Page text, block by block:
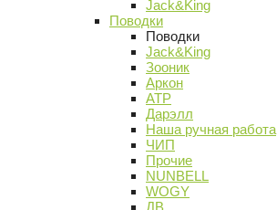
Jack&King
Поводки
Поводки
Jack&King
Зооник
Аркон
АТР
Дарэлл
Наша ручная работа
ЧИП
Прочие
NUNBELL
WOGY
ДВ